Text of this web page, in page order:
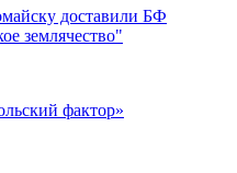
доставили БФ
землячество"
фактор»